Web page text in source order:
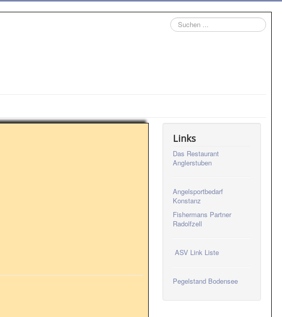
Suchen
...
Links
Das Restaurant
Anglerstuben
Angelsportbedarf
Konstanz
Fishermans Partner
Radolfzell
ASV Link Liste
Pegelstand Bodensee